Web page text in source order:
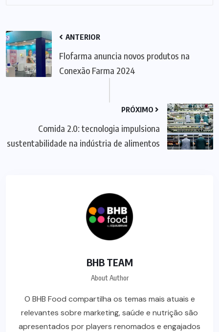
ANTERIOR
Flofarma anuncia novos produtos na
Conexão Farma 2024
PRÓXIMO
Comida 2.0: tecnologia impulsiona
sustentabilidade na indústria de alimentos
BHB TEAM
About Author
O BHB Food compartilha os temas mais atuais e
relevantes sobre marketing, saúde e nutrição são
apresentados por players renomados e engajados